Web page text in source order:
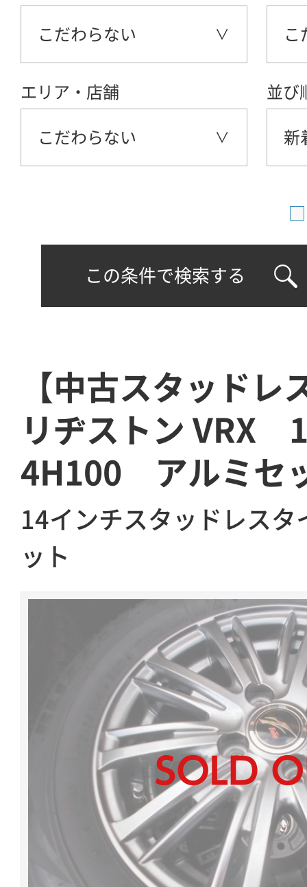
こだわらない こ
エリア・店舗
こだわらない
並び
新
この条件で検索する
【中古スタッドレ
リヂストン
4H100 アルミセ
14インチスタッドレスタ
ット